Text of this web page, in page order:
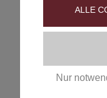
Was ist wichtig bei
ALLE
Nur